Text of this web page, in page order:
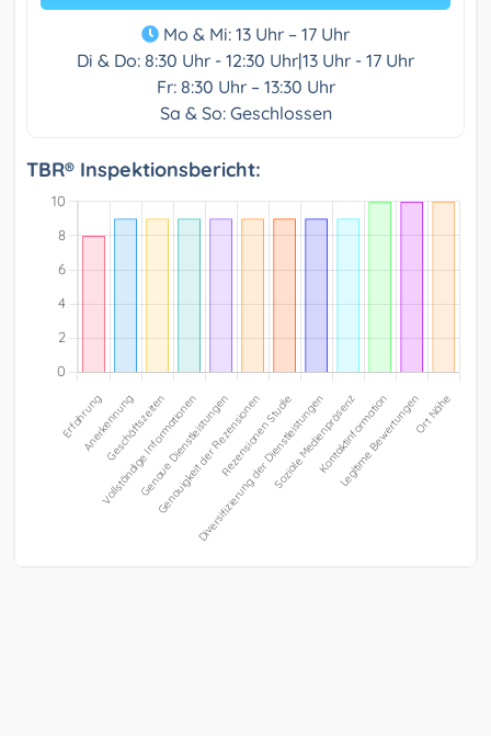
Mo & Mi: 13 Uhr – 17 Uhr
Di & Do: 8:30 Uhr - 12:30 Uhr|13 Uhr - 17 Uhr
Fr: 8:30 Uhr – 13:30 Uhr
Sa & So: Geschlossen
TBR® Inspektionsbericht: